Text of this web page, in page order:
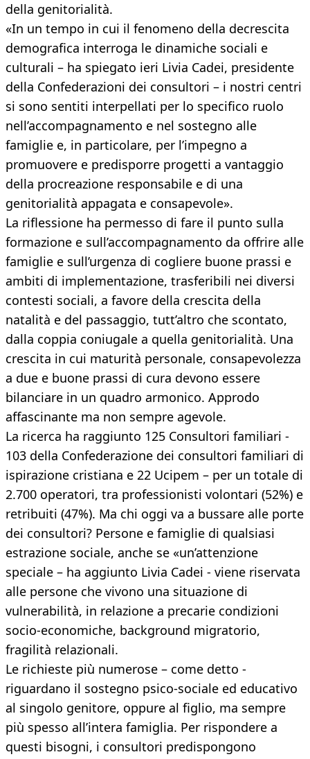
della genitorialità.
«In un tempo in cui il fenomeno della decrescita
demografica interroga le dinamiche sociali e
culturali – ha spiegato ieri Livia Cadei, presidente
della Confederazioni dei consultori – i nostri centri
si sono sentiti interpellati per lo specifico ruolo
nell’accompagnamento e nel sostegno alle
famiglie e, in particolare, per l’impegno a
promuovere e predisporre progetti a vantaggio
della procreazione responsabile e di una
genitorialità appagata e consapevole».
La riflessione ha permesso di fare il punto sulla
formazione e sull’accompagnamento da offrire alle
famiglie e sull’urgenza di cogliere buone prassi e
ambiti di implementazione, trasferibili nei diversi
contesti sociali, a favore della crescita della
natalità e del passaggio, tutt’altro che scontato,
dalla coppia coniugale a quella genitorialità. Una
crescita in cui maturità personale, consapevolezza
a due e buone prassi di cura devono essere
bilanciare in un quadro armonico. Approdo
affascinante ma non sempre agevole.
La ricerca ha raggiunto 125 Consultori familiari -
103 della Confederazione dei consultori familiari di
ispirazione cristiana e 22 Ucipem – per un totale di
2.700 operatori, tra professionisti volontari (52%) e
retribuiti (47%). Ma chi oggi va a bussare alle porte
dei consultori? Persone e famiglie di qualsiasi
estrazione sociale, anche se «un’attenzione
speciale – ha aggiunto Livia Cadei - viene riservata
alle persone che vivono una situazione di
vulnerabilità, in relazione a precarie condizioni
socio-economiche, background migratorio,
fragilità relazionali.
Le richieste più numerose – come detto -
riguardano il sostegno psico-sociale ed educativo
al singolo genitore, oppure al figlio, ma sempre
più spesso all’intera famiglia. Per rispondere a
questi bisogni, i consultori predispongono